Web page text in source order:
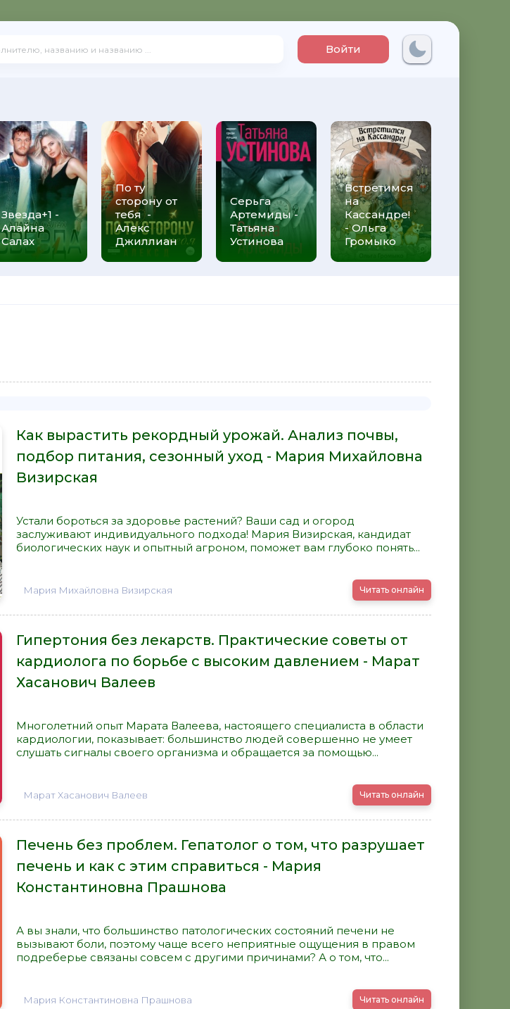
Войти
Звезда+1 -
Алайна
Салах
По ту
сторону от
тебя -
Алекс
Джиллиан
Серьга
Артемиды -
Татьяна
Устинова
Встретимся
на
Кассандре!
- Ольга
Громыко
Как вырастить рекордный урожай. Анализ почвы,
подбор питания, сезонный уход - Мария Михайловна
Визирская
Устали бороться за здоровье растений? Ваши сад и огород
заслуживают индивидуального подхода! Мария Визирская, кандидат
биологических наук и опытный агроном, поможет вам глубоко понять...
Мария Михайловна Визирская Читать онлайн
Гипертония без лекарств. Практические советы от
кардиолога по борьбе с высоким давлением - Марат
Хасанович Валеев
Многолетний опыт Марата Валеева, настоящего специалиста в области
кардиологии, показывает: большинство людей совершенно не умеет
слушать сигналы своего организма и обращается за помощью...
Марат Хасанович Валеев Читать онлайн
Печень без проблем. Гепатолог о том, что разрушает
печень и как с этим справиться - Мария
Константиновна Прашнова
А вы знали, что большинство патологических состояний печени не
вызывают боли, поэтому чаще всего неприятные ощущения в правом
подреберье связаны совсем с другими причинами? А о том, что...
Мария Константиновна Прашнова Читать онлайн